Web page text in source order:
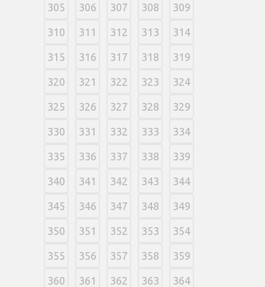
305 306 307 308 309
310 311 312 313 314
315 316 317 318 319
320 321 322 323 324
325 326 327 328 329
330 331 332 333 334
335 336 337 338 339
340 341 342 343 344
345 346 347 348 349
350 351 352 353 354
355 356 357 358 359
360 361 362 363 364